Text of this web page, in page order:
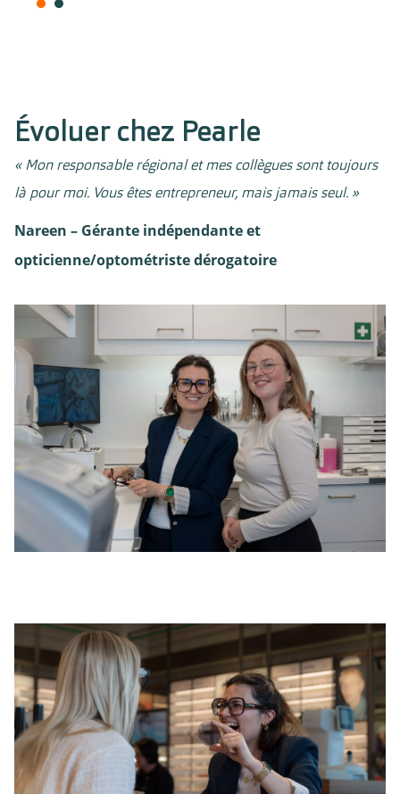
Évoluer chez Pearle
« Mon responsable régional et mes collègues sont toujours
là pour moi. Vous êtes entrepreneur, mais jamais seul. »
Nareen – Gérante indépendante et
opticienne/optométriste dérogatoire